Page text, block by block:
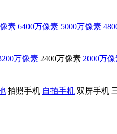
素 6400万像素 5000万像素
万像素 2400万像素 2000万
拍照手机 自拍手机 双屏手机